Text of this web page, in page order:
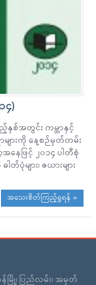
၄)
နှစ်အတွင်း ကမ္ဘာနှင့်
များကို နေ့စဉ်မှတ်တမ်း
နေဖြင့် ၂၀၁၄ ပါတီစုံ
ပုံများ၊ ဇယားများ
အသေးစိတ်ကြည့်ရှုရန် »
ြို့၊ ပြည်လမ်း၊ အမှတ်